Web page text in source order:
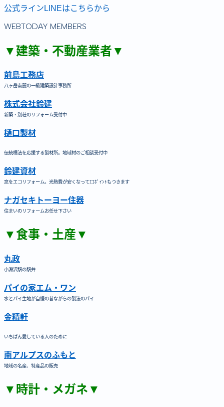
公式ラインLINEはこちらから
WEBTODAY MEMBERS
▼建築・不動産業者▼
前島工務店
八ヶ岳南麓の一級建築設計事務所
株式会社鈴建
新築・別荘のリフォーム受付中
樋口製材
伝統構法を応援する製材所。地域材のご相談受付中
鈴建資材
窓をエコリフォーム。光熱費が安くなってｴｺﾎﾟｲﾝﾄもつきます
ナガセキトーヨー住器
住まいのリフォームお任せ下さい
▼食事・土産▼
丸政
小淵沢駅の駅弁
パイの家エム・ワン
水とパイ生地が自慢の昔ながらの製法のパイ
金精軒
いちばん愛している人のために
南アルプスのふもと
地域の名産、特産品の販売
▼時計・メガネ▼